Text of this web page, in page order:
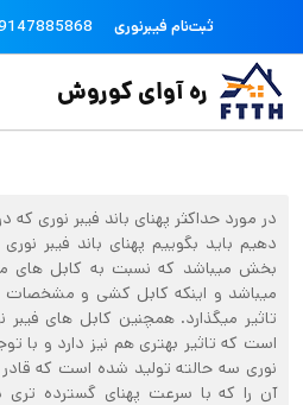
رفتن به محتوای اصلی
ثبت‌نام فیبرنوری
ره آوای کوروش
در مورد حداکثر پهنای باند فیبر نوری که
دهیم باید بگوییم پهنای باند فیبر
بخش میباشد که نسبت به کابل های
میباشد و اینکه کابل کشی و مشخصات
تاثیر میگذارد. همچنین کابل های
است که تاثیر بهتری هم نیز دارد و با
نوری سه حالته تولید شده است که
آن را که با سرعت پهنای گسترده تری